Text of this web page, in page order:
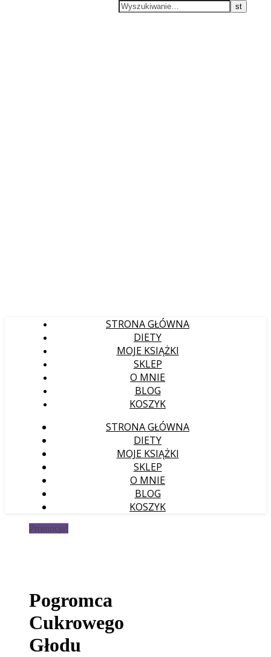
STRONA GŁÓWNA
DIETY
MOJE KSIĄŻKI
SKLEP
O MNIE
BLOG
KOSZYK
STRONA GŁÓWNA
DIETY
MOJE KSIĄŻKI
SKLEP
O MNIE
BLOG
KOSZYK
Promocja!
Pogromca
Cukrowego
Głodu